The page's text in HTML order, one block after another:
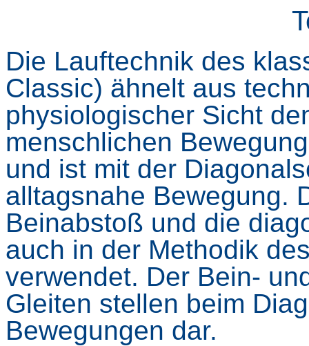
Die Lauftechnik des
Classic) ähnelt aus
physiologischer Sicht
menschlichen
und ist mit der
alltagsnahe Bewegung.
Beinabstoß und die
auch in der Methodik
verwendet. Der Bein-
Gleiten stellen beim
Bewegungen dar.